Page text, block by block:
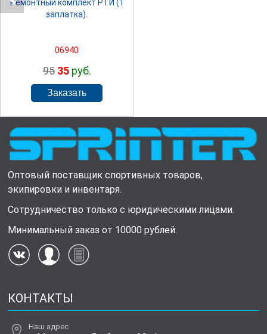
Ремонтный комплект РТИ (1
заплатка).
06940
95 35руб.
Оптовый поставщик спортивных товаров,
экипировки и инвентаря.
Сотрудничество только с юридическими лицами.
Минимальный заказ от 10000 рублей.
КОНТАКТЫ
Наш адрес